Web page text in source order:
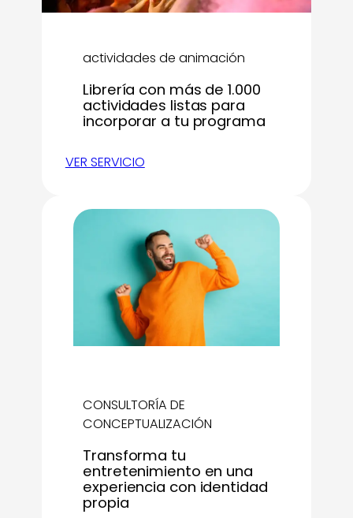
actividades de animación
Librería con más de 1.000
actividades listas para
incorporar a tu programa
VER SERVICIO
CONSULTORÍA DE
CONCEPTUALIZACIÓN
Transforma tu
entretenimiento en una
experiencia con identidad
propia